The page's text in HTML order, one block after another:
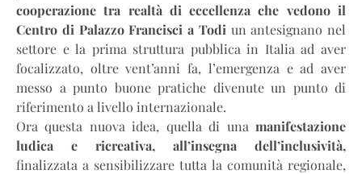
cooperazione tra realtà di eccellenza che vedono il
Centro di Palazzo Francisci a Todi un antesignano nel
settore e la prima struttura pubblica in Italia ad aver
focalizzato, oltre vent’anni fa, l’emergenza e ad aver
messo a punto buone pratiche divenute un punto di
riferimento a livello internazionale.
Ora questa nuova idea, quella di una manifestazione
ludica e ricreativa, all’insegna dell’inclusività,
finalizzata a sensibilizzare tutta la comunità regionale,